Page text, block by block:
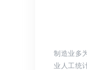
制造业多
业人工统